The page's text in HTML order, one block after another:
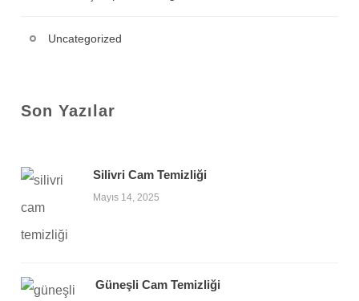
Uncategorized
Son Yazılar
Silivri Cam Temizliği
Mayıs 14, 2025
Güneşli Cam Temizliği